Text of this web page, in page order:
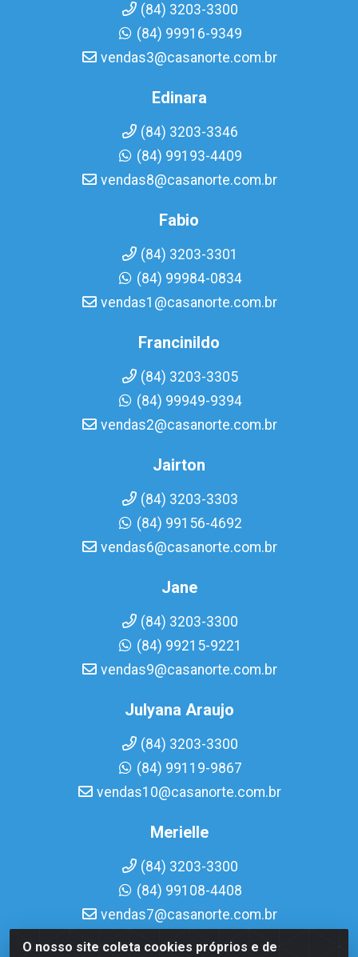
O nosso site coleta cookies próprios e de
(84) 3203-3300
(84) 99916-9349
vendas3@casanorte.com.br
Edinara
(84) 3203-3346
(84) 99193-4409
vendas8@casanorte.com.br
Fabio
(84) 3203-3301
(84) 99984-0834
vendas1@casanorte.com.br
Francinildo
(84) 3203-3305
(84) 99949-9394
vendas2@casanorte.com.br
Jairton
(84) 3203-3303
(84) 99156-4692
vendas6@casanorte.com.br
Jane
(84) 3203-3300
(84) 99215-9221
vendas9@casanorte.com.br
Julyana Araujo
(84) 3203-3300
(84) 99119-9867
vendas10@casanorte.com.br
Merielle
(84) 3203-3300
(84) 99108-4408
vendas7@casanorte.com.br